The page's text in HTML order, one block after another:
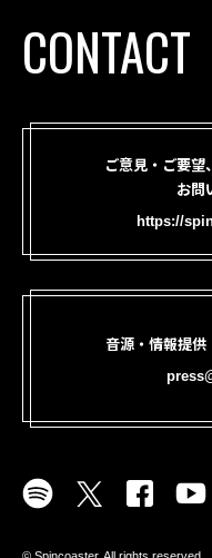
CONTACT
ご意見・ご要望
お問
https://
音源・情報提供